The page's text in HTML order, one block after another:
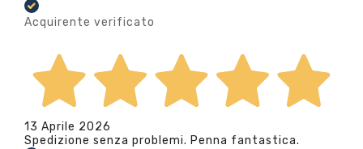
Acquirente verificato
13 Aprile 2026
Spedizione senza problemi. Penna fantastica.